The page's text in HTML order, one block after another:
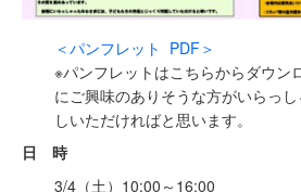
＜パンフレット PDF＞
※パンフレットはこちらからダウン
にご興味のありそうな方がいらっ
しいただければと思います。
日 時
3/4（土）10:00～16:00